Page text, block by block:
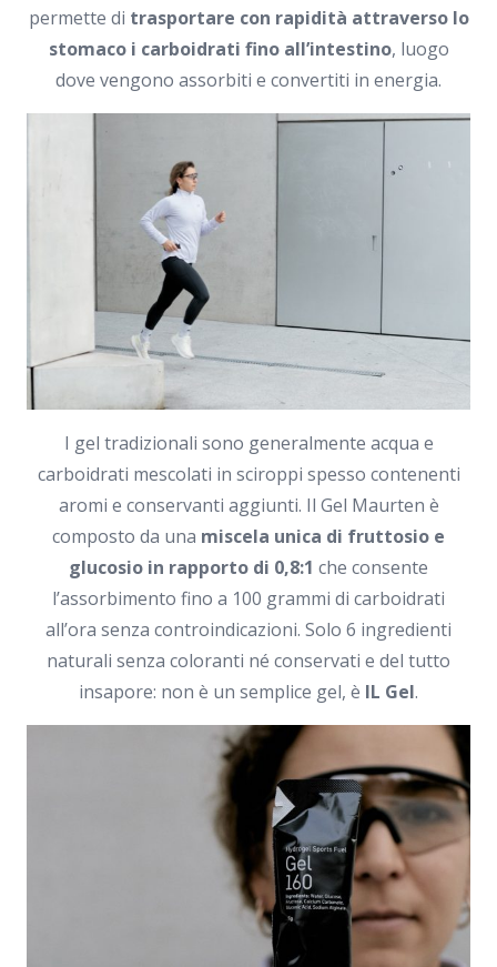
permette di trasportare con rapidità attraverso lo
stomaco i carboidrati fino all’intestino, luogo
dove vengono assorbiti e convertiti in energia.
I gel tradizionali sono generalmente acqua e
carboidrati mescolati in sciroppi spesso contenenti
aromi e conservanti aggiunti. Il Gel Maurten è
composto da una miscela unica di fruttosio e
glucosio in rapporto di 0,8:1 che consente
l’assorbimento fino a 100 grammi di carboidrati
all’ora senza controindicazioni. Solo 6 ingredienti
naturali senza coloranti né conservati e del tutto
insapore: non è un semplice gel, è IL Gel.